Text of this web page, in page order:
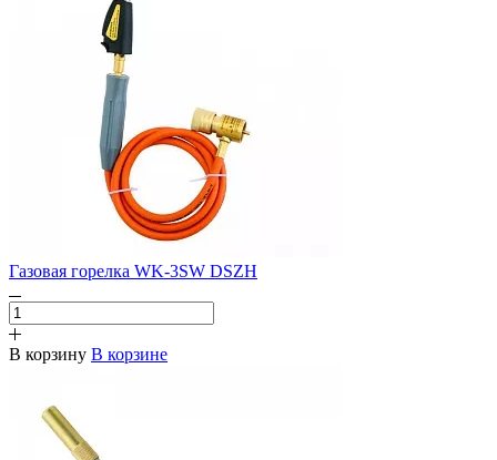
Газовая горелка WK-3SW DSZH
В корзину В корзине